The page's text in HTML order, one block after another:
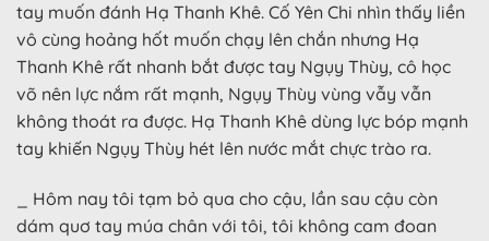
tay muốn đánh Hạ Thanh Khê. Cố Yên Chi nhìn thấy liền
vô cùng hoảng hốt muốn chạy lên chắn nhưng Hạ
Thanh Khê rất nhanh bắt được tay Ngụy Thùy, cô học
võ nên lực nắm rất mạnh, Ngụy Thùy vùng vẫy vẫn
không thoát ra được. Hạ Thanh Khê dùng lực bóp mạnh
tay khiến Ngụy Thùy hét lên nước mắt chực trào ra.
_ Hôm nay tôi tạm bỏ qua cho cậu, lần sau cậu còn
dám quơ tay múa chân với tôi, tôi không cam đoan